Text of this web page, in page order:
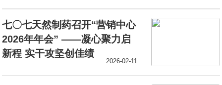
七〇七天然制药召开“营销中心
2026年年会” ——凝心聚力启
新程 实干攻坚创佳绩
2026-02-11